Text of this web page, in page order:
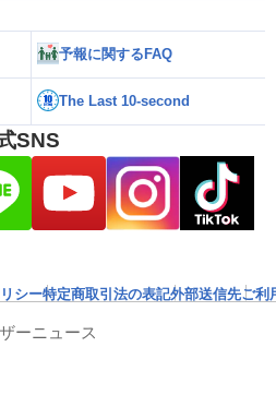
予報に関するFAQ
The Last 10-second
SNS
シー特定商取引法の表記外部送信先ご利
ーニュース